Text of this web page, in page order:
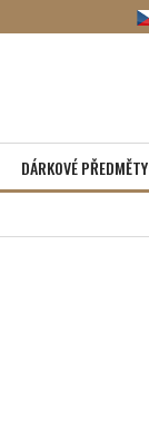
DÁRKOVÉ PŘEDMĚTY